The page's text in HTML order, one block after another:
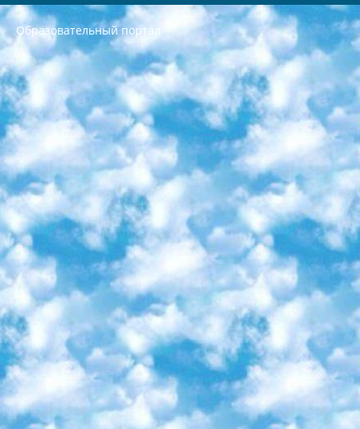
Образовательный портал
РЕСПУБЛИКА УЗБЕКИСТАН МИНИСТРЕРСТВО ДОШКОЛЬНОГО И ШКОЛЬНОГО ОБРАЗОВАНИЯ КОМАНДА в общеобразовательных учреждениях в 2023-2024 учебном году организация и проведение итоговой государственной аттестации обучающихся о Министра дошкольного и школьного образования Республики Узбекистан от 4 марта 2008 года (постановлением Минюста от 20 марта 2008 года № 1778 государственной регистрации) «Итоговое состояние учащихся общего среднего образования на основании положения об утверждении положения об аттестации общего среднего образования выпускной экзамен студентов в образовательных учреждениях в 2023-2024 учебном году В целях организации и прохождения аттестации приказываю: 1. Следующее: перечень предметов, по которым будет проводиться итоговая государственная аттестация и экзамен формы перевода согласно приложению 1; сертификаты международного образца, оценивающие уровень владения иностранными языками перечень согласно приложению 2; 2. Педагогический при специализированных образовательных учреждениях. научно-практический центр квалификации и международной оценки (Д.Давидова) 2024 г. До 25 марта: задания по предметам, по которым будет проводиться итоговая аттестация разработка и утверждение технических условий; итоговая аттестация на основании разработанного предметного задания разработка вопросов по предметам (устно и письменно), экзамен передача; общеобразовательные средние школы и специальные учебные заведения учащиеся выпускных классов школ и интернатов в агентской системе подготовка базы данных экзаменационных материалов и критериев оценки; перевод базы экзаменационных материалов на все языки обучения подать в Республиканский образовательный центр для изготовления; варианты экзаменов на основе разработанных контрольных материалов пусть будут поставлены задачи формирования. 3. Республиканский образовательный центр (Ш.Худайкулов) до 5 апреля 2024 года. до: база данных предоставленных экзаменационных материалов на все языки обучения перевод и экспертиза; для слепых, слабовидящих, глухих, слабослышащих и умственно отсталых детей учащиеся выпускных классов специализированных школ и школ-интернатов база данных экзаменационных материалов на всех преподаваемых языках подготовка критериев оценки; специализированные школы для умственно отсталых детей и технологии для учащихся выпускных классов школ-интернатов разработка соответствующих рекомендаций и критериев проведения ЕГЭ по естествознанию давать задания. 4. Педагогический при специализированных образовательных учреждениях. Научно-практический центр навыков и международной оценки (Д.Давидова), Республика образовательный центр (Худайкулов Ш.) итоговый государственный аттестационный экзамен ориентирован на творческое и логическое мышление при подготовке базы материалов учитывать введение заданий. 5. Следует отметить, что: сертификат государственного образца о знании общеобразовательного предмета и как минимум национальный уровень B1 по предметам на иностранных языках, указанным в Приложении 2. или международно признанный сертификат эквивалентного уровня студенты, изучающие определенный предмет, освобождаются от экзамена; по соответствующим предметам запланирована итоговая государственная аттестация за день до дня, путем жеребьевки Рабочей группой (в письменной форме по предметам, проводимым в форме) из числа сформированных вариантов выбрано 2 варианта; 2 выбранных варианта экзамена анонсированы на официальном сайте министерства и все выпускники по всей стране на основе этих вариантов проводит итоговую государственную аттестацию. 6. Государственное образование учащихся средних общеобразовательных учреждений. знания в соответствии с квалификационными требованиями, которые необходимо приобрести на основании стандартов итоговый (выпускной) контроль для 9 и 11 классов в целях тестирования Экзамены (далее – экзамены) состоят из предметов, перечисленных в приложении 1. будет сделано. 7. Экзамены пройдут с 26 мая по 15 июня 2024 г. (кроме науки физического воспитания). 8. Физическая для учащихся 9 классов общесредних образовательных учреждений. Экзамены по предмету «Образование, квалификация медицина» 1-6 мая 2024 года. сотрудники перевести под присмотр (с отклонениями в физическом или умственном развитии) специализированная школа для детей, школы-интернаты и со сколиозом школы-интернаты санаторного типа для больных детей исключены). 9. Он был слепым, слабовидящим и имел нарушения опорно-двигательного аппарата. экзамены в специализированных школах и интернатах для детей должны проводиться исходя из требований, предъявляемых к общеобразовательным учреждениям (физкультура кроме науки). 10. Специализированная школа для глухих и слабослышащих детей. и экзамены в интернатах и быть реализован в виде письменного теста по математике. 11. Специальность для умственно отсталых детей. Для 9 класса Родной язык и литературное письмо Государственный язык (язык обучения – узбекский). для неклассов) написано Математическое письмо Письменная/устная история Узбекистана Физическое воспитание практично Итоговый контроль Для 11 класса Написание родного языка и литературы (эссе) Математическое письмо Узбекский язык (обучение на узбекском языке) не посещающее общее среднее образование для учреждений)/Образовательное учреждение выбор письменный и устный Иностранный язык письменный/устный Письменная/устная история Узбекистана *По выбору студента:  Химия  Физика  Основы государственного права  География 10 бесплатных образовательных ресурсов - Мы составили подборку онлайн-проектов с интерактивными упражнениями, видеолекциями и статьями. Они помогут вам обрести новые и освежить старые знания бесплатно. 1. «ИНТУИТ» Старейшая образовательная площадка Рунета. Здесь вы найдёте сотни текстовых и видеокурсов на десятки различных тем — от программирования до психологии. Многие курсы подготовлены российскими университетами и крупными международными компаниями вроде Intel и Microsoft. Самостоятельное обучение бесплатное, но желающие могут оплатить услуги персональных наставников. 2. «Смартия» знакомит с актуальными профессиями и подсказывает, как им обучаться. Выбрав заинтересовавшую вас специальность — SMM-специалист, фотограф, веб-дизайнер или другую, — увидите список необходимых для неё умений. Чтобы вы могли освоить их самостоятельно, для каждого умения площадка отображает подборку ссылок на учебные материалы. Хотя «Смартия» ориентируется на русскоязычную аудиторию, часть контента всё же доступна только на английском. 3. «Лекторий Физтеха» Проект Московского физико-технического института (Физтеха). С его помощью вы можете смотреть онлайн серии лекций, записанные на видео в этом вузе. В числе доступных предметов — физика, биология, химия, информационные технологии и другие. К некоторым лекциям администрация ресурса прилагает готовые конспекты, которые можно скачивать в PDF-формате. 4. ITMOcourses Онлайн-площадка Санкт-Петербургского национального исследовательского университета информационных технологий, механики и оптики (ИТМО). Ресурс предоставляет свободный доступ к курсам, разработанным в этом вузе. Каталог материалов разбит на четыре категории: «Оптические системы и технологии», «Приборостроение и робототехника», «Информационные технологии» и «Биотехнологии». Курсы состоят из видеолекций, интерактивных демонстраций и заданий. 5. «КиберЛенинка» Электронная научная библиотека открытого доступа. Каталог площадки регулярно обрастает текстами статей из различных научных изданий. Сгруппированные по журналам и рубрикам публикации можно читать онлайн или скачивать целиком в PDF-формате. Проект нацелен на популяризацию науки за счёт открытого доступа к качественной информации. 6. «ПостНаука» На этом ресурсе публикуют подборки видеолекций, составленные экспертами из разных отраслей и объединённые общими темами. Среди них, к примеру, есть серии «Биоинформатика и геномика», «Культура средневековой Скандинавии» и Cinema Studies о теории кино. Каждая подборка лекций — логически связанная история, рассказанная экспертом от первого лица. Кроме того, на сайте появляются научно-образовательные статьи и тесты на разные темы. 7. «Newочём» Команда проекта «Newочём» отбирает самые интересные тексты из англоязычных СМИ и переводит те из них, за которые голосуют участники сообщества «ВКонтакте». По большей части это научно-популярные статьи. Редакторы придумывают лишь заголовки, в остальном содержание переводов соответствует оригиналам. Полные тексты можно читать прямо в социальной сети. 8. InternetUrok Онлайн-база материалов по основным дисциплинам школьной программы. Информация на сайте структурирована по классам, предметам и темам (урокам). Каждый урок состоит из видеолекций и конспектов. Есть также интерактивные тренажёры и тесты для закрепления пройденного материала. Даже если вы давно окончили школу, возможность повторить программу старших классов всегда может пригодиться. 9. Edutainme Ещё один ресурс об образовании. В отличие от Newtonew, как мне кажется, Edutainme больше ориентируется на представителей индустрии: педагогов, предпринимателей, разработчиков образовательных проектов. Но и любой, кто просто стремится к саморазвитию, найдёт на сайте много полезного и интересного для себя. Например, информацию о новых курсах и образовательных сервисах. 10. Newtonew Онлайн-медиа об образовании и обучении в широком смысле. Авторы Newtonew пишут об инструментах, заведениях, тактиках и стратегиях, которые помогают учить других и получать новые знания самостоятельно. На этой площадке вы найдёте новости, обзоры, аналитические мат